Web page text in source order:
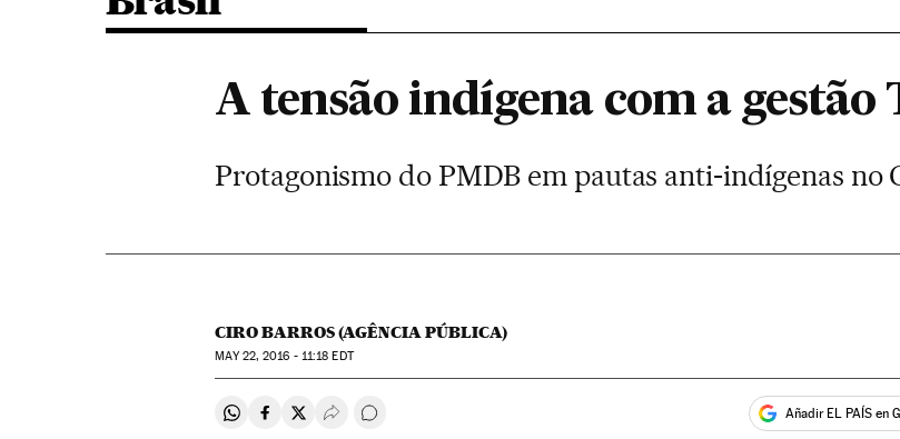
A tensão indígena com a gestão
Protagonismo do PMDB em pautas anti-indígenas no
CIRO BARROS (AGÊNCIA PÚBLICA)
MAY22, 2016 - 11:18 EDT
Compartir en Whatsapp
Compartir en Facebook
Compartir en Twitter
Desplegar Redes Sociales
Comentários Añadir EL PAÍS en